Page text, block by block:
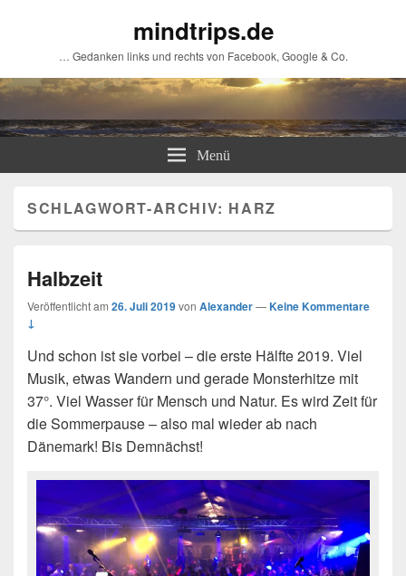
mindtrips.de
… Gedanken links und rechts von Facebook, Google & Co.
Menü
SCHLAGWORT-ARCHIV: HARZ
Halbzeit
Veröffentlicht am 26. Juli 2019von Alexander—Keine Kommentare
↓
Und schon ist sie vorbei – die erste Hälfte 2019. Viel
Musik, etwas Wandern und gerade Monsterhitze mit
37°. Viel Wasser für Mensch und Natur. Es wird Zeit für
die Sommerpause – also mal wieder ab nach
Dänemark! Bis Demnächst!